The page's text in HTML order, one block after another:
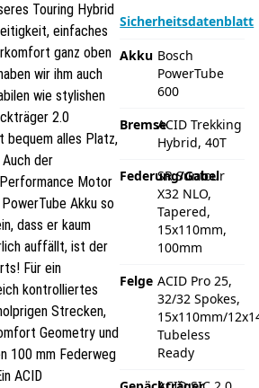
Touring Hybrid
einfaches
ganz oben
wir ihm auch
wie stylishen
2.0
bequem alles Platz,
der
Motor
Akku so
dass er kaum
auffällt, ist der
Für ein
kontrolliertes
Strecken,
Geometry und
100 mm Federweg
ACID
Sicherheitsdatenblatt
Akku Bosch
PowerTube
600
BremseACID Trekking
Hybrid, 40T
Federung/Gabel
SR Suntour
X32 NLO,
Tapered,
15x110mm,
100mm
Felge ACID Pro 25,
32/32 Spokes,
15x110mm/
Tubeless
Ready